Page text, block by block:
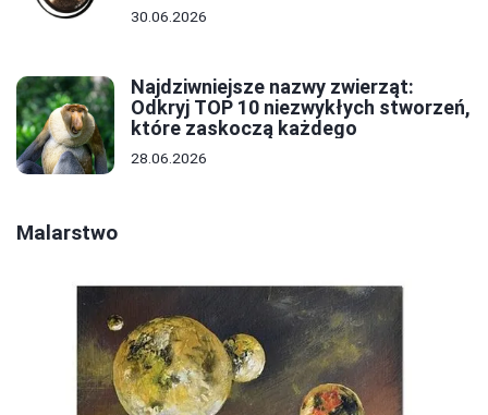
30.06.2026
Najdziwniejsze nazwy zwierząt:
Odkryj TOP 10 niezwykłych stworzeń,
które zaskoczą każdego
28.06.2026
Malarstwo